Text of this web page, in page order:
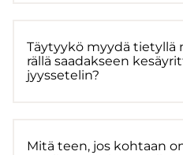
Täy­tyy­kö myydä tie­tyl­lä
räl­lä saa­dak­seen
jyys­se­te­lin?
Mitä teen, jos koh­taan